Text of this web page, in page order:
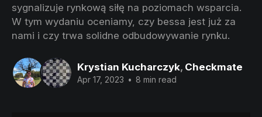
sygnalizuje rynkową siłę na poziomach wsparcia.
W tym wydaniu oceniamy, czy bessa jest już za
nami i czy trwa solidne odbudowywanie rynku.
Krystian Kucharczyk, Checkmate
Apr 17, 2023 • 8 min read